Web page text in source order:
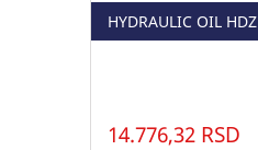
HYDRAULIC OIL HDZ
14.776,32 RSD